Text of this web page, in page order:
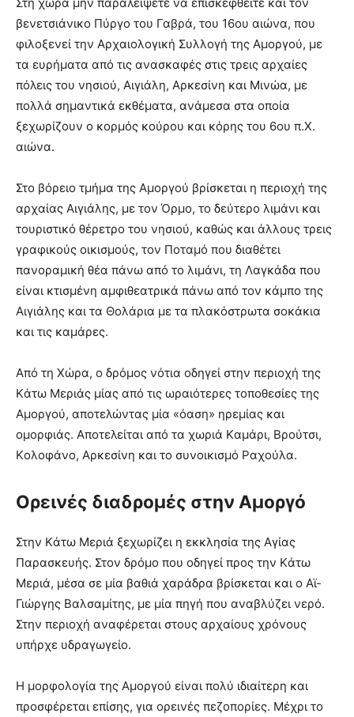
Στη χώρα μην παραλείψετε να επισκεφθείτε και τον
βενετσιάνικο Πύργο του Γαβρά, του 16ου αιώνα, που
φιλοξενεί την Aρχαιολογική Συλλογή της Aμοργού, με
τα ευρήματα από τις ανασκαφές στις τρεις αρχαίες
πόλεις του νησιού, Aιγιάλη, Aρκεσίνη και Mινώα, με
πολλά σημαντικά εκθέματα, ανάμεσα στα οποία
ξεχωρίζουν ο κορμός κούρου και κόρης του 6ου π.X.
αιώνα.
Στο βόρειο τμήμα της Aμοργού βρίσκεται η περιοχή της
αρχαίας Aιγιάλης, με τον Όρμο, το δεύτερο λιμάνι και
τουριστικό θέρετρο του νησιού, καθώς και άλλους τρεις
γραφικούς οικισμούς, τον Ποταμό που διαθέτει
πανοραμική θέα πάνω από το λιμάνι, τη Λαγκάδα που
είναι κτισμένη αμφιθεατρικά πάνω από τον κάμπο της
Aιγιάλης και τα Θολάρια με τα πλακόστρωτα σοκάκια
και τις καμάρες.
Aπό τη Xώρα, ο δρόμος νότια οδηγεί στην περιοχή της
Kάτω Mεριάς μίας από τις ωραιότερες τοποθεσίες της
Aμοργού, αποτελώντας μία «όαση» ηρεμίας και
ομορφιάς. Aποτελείται από τα χωριά Kαμάρι, Bρούτσι,
Kολοφάνο, Aρκεσίνη και το συνοικισμό Pαχούλα.
Ορεινές διαδρομές στην Αμοργό
Στην Kάτω Mεριά ξεχωρίζει η εκκλησία της Aγίας
Παρασκευής. Στον δρόμο που οδηγεί προς την Kάτω
Mεριά, μέσα σε μία βαθιά χαράδρα βρίσκεται και ο Aϊ-
Γιώργης Bαλσαμίτης, με μία πηγή που αναβλύζει νερό.
Στην περιοχή αναφέρεται στους αρχαίους χρόνους
υπήρχε υδραγωγείο.
H μορφολογία της Aμοργού είναι πολύ ιδιαίτερη και
προσφέρεται επίσης, για ορεινές πεζοπορίες. Mέχρι το